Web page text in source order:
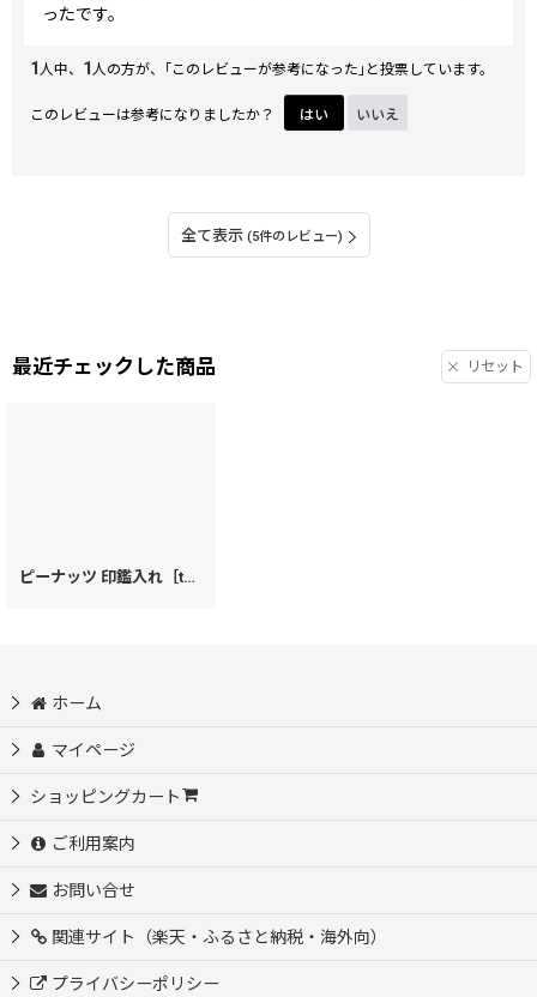
ったです。
1人中、 1人の方が、｢このレビューが参考になった｣と投票しています。
このレビューは参考になりましたか？ はい いいえ
全て表示 (5件のレビュー)
最近チェックした商品 リセット
ピーナッツ 印鑑入れ［t］
ホーム
マイページ
ショッピングカート
ご利用案内
お問い合せ
関連サイト（楽天・ふるさと納税・海外向）
プライバシーポリシー